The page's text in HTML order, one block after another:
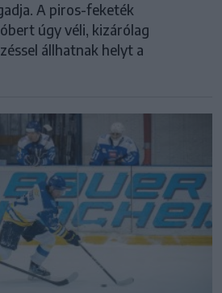
A piros-feketék
úgy véli, kizárólag
állhatnak helyt a